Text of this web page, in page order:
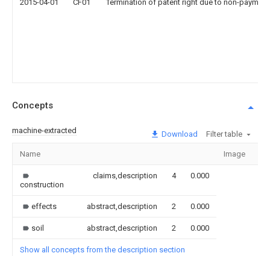
2015-04-01 CF01 Termination of patent right due to non-
Concepts
machine-extracted Download Filter table
Name Image
construction
claims,description 4 0.000
effects abstract,description 2 0.000
soil abstract,description 2 0.000
Show all concepts from the description section